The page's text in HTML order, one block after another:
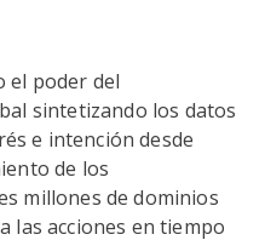
el poder del
sintetizando los datos
e intención desde
de los
millones de dominios
las acciones en tiempo